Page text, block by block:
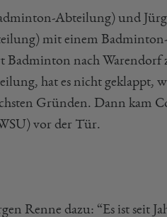
Abteilung) und
mit einem
Badminton nach
hat es nicht geklappt,
Gründen. Dann kam
vor der Tür.
Renne dazu: “Es ist seit